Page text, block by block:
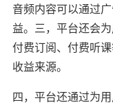
音频内容可以通过
益。三，平台还会
付费订阅、付费听
收益来源。
四，平台还通过为